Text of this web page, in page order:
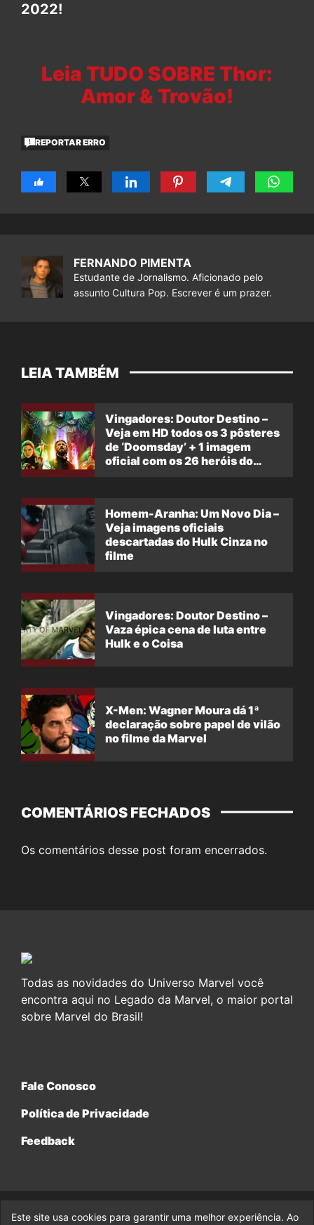
2022!
Leia TUDO SOBRE Thor:
Amor & Trovão!
REPORTAR ERRO
FERNANDO PIMENTA
Estudante de Jornalismo. Aficionado pelo
assunto Cultura Pop. Escrever é um prazer.
LEIA TAMBÉM
Vingadores: Doutor Destino –
Veja em HD todos os 3 pôsteres
de ‘Doomsday’ + 1 imagem
oficial com os 26 heróis do
Homem-Aranha: Um Novo Dia –
Veja imagens oficiais
descartadas do Hulk Cinza no
filme
Vingadores: Doutor Destino –
Vaza épica cena de luta entre
Hulk e o Coisa
X-Men: Wagner Moura dá 1ª
declaração sobre papel de vilão
no filme da Marvel
COMENTÁRIOS FECHADOS
Os comentários desse post foram encerrados.
Todas as novidades do Universo Marvel você
encontra aqui no Legado da Marvel, o maior portal
sobre Marvel do Brasil!
Fale Conosco
Política de Privacidade
Feedback
© 2017-2026 Legado da Marvel, uma empresa da Legado
Este site usa cookies para garantir uma melhor experiência. Ao